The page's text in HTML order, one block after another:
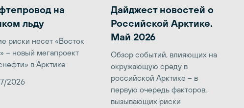
на
льду
риски несет «Восток
– новый мегапроект
в Арктике
2026
Дайджест новостей о
Российской Арктике.
Май 2026
Обзор событий, влияющих на
окружающую среду в
российской Арктике – в
первую очередь факторов,
вызывающих риски